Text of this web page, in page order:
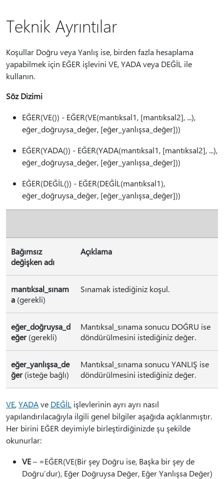
Teknik Ayrıntılar
Koşullar Doğru veya Yanlış ise, birden fazla hesaplama
yapabilmek için EĞER işlevini VE, YADA veya DEĞİL ile
kullanın.
Söz Dizimi
EĞER(VE()) - EĞER(VE(mantıksal1, [mantıksal2], ...),
eğer_doğruysa_değer, [eğer_yanlışsa_değer]))
EĞER(YADA()) - EĞER(YADA(mantıksal1, [mantıksal2], ...),
eğer_doğruysa_değer, [eğer_yanlışsa_değer]))
EĞER(DEĞİL()) - EĞER(DEĞİL(mantıksal1),
eğer_doğruysa_değer, [eğer_yanlışsa_değer]))
Bağımsız
değişken adı
Açıklama
mantıksal_sınam
a (gerekli)
Sınamak istediğiniz koşul.
eğer_doğruysa_d
eğer(gerekli)
Mantıksal_sınama sonucu DOĞRU ise
döndürülmesini istediğiniz değer.
eğer_yanlışsa_de
ğer(isteğe bağlı)
Mantıksal_sınama sonucu YANLIŞ ise
döndürülmesini istediğiniz değer.
VE,YADAve DEĞİL işlevlerinin ayrı ayrı nasıl
yapılandırılacağıyla ilgili genel bilgiler aşağıda açıklanmıştır.
Her birini EĞER deyimiyle birleştirdiğinizde şu şekilde
okunurlar:
VE– =EĞER(VE(Bir şey Doğru ise, Başka bir şey de
Doğru’dur), Eğer Doğruysa Değer, Eğer Yanlışsa Değer)